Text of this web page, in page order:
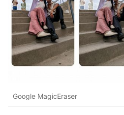
Google MagicEraser